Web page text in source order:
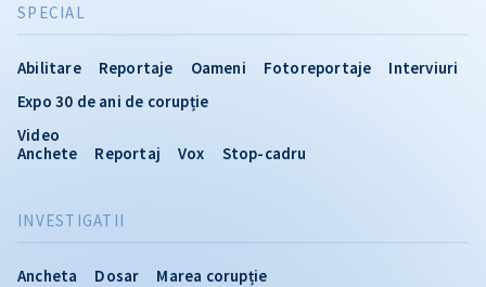
INVESTIGATII
Ancheta Dosar
Marea corupție
SPECIAL
Abilitare Reportaje Oameni Fotoreportaje
Interviuri
Expo 30 de ani de corupție
Video
Anchete
Reportaj Vox Stop-cadru